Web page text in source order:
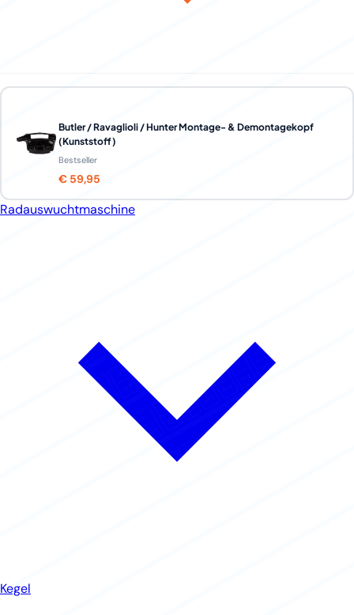
Butler / Ravaglioli / Hunter Montage- & Demontagekopf
(Kunststoff)
Bestseller
€ 59,95
Radauswuchtmaschine
Kegel